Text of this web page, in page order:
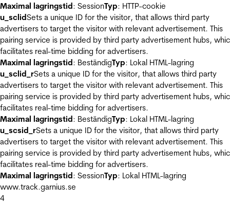
Maximal lagringstid: SessionTyp: HTTP-cookie
u_sclidSets a unique ID for the visitor, that allows third party
advertisers to target the visitor with relevant advertisement. This
pairing service is provided by third party advertisement hubs,
facilitates real-time bidding for advertisers.
Maximal lagringstid: BeständigTyp: Lokal HTML-lagring
u_sclid_rSets a unique ID for the visitor, that allows third party
advertisers to target the visitor with relevant advertisement. This
pairing service is provided by third party advertisement hubs,
facilitates real-time bidding for advertisers.
Maximal lagringstid: BeständigTyp: Lokal HTML-lagring
u_scsid_rSets a unique ID for the visitor, that allows third party
advertisers to target the visitor with relevant advertisement. This
pairing service is provided by third party advertisement hubs,
facilitates real-time bidding for advertisers.
Maximal lagringstid: SessionTyp: Lokal HTML-lagring
www.track.garnius.se
4